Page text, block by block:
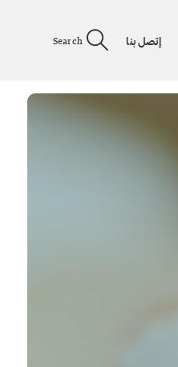
إتصل بنا Search